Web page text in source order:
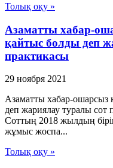
Толық оқу »
Азаматты хабар-
қайтыс болды деп
практикасы
29 ноября 2021
Азаматты хабар-ошарсыз
деп жариялау туралы
Соттың 2018 жылдың
жұмыс жоспа...
Толық оқу »